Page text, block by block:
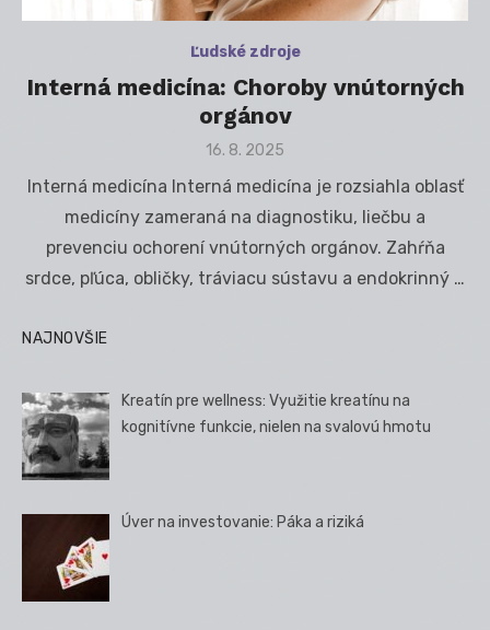
Ľudské zdroje
Interná medicína: Choroby vnútorných
orgánov
Posted
16. 8. 2025
Interná medicína Interná medicína je rozsiahla oblasť
medicíny zameraná na diagnostiku, liečbu a
prevenciu ochorení vnútorných orgánov. Zahŕňa
srdce, pľúca, obličky, tráviacu sústavu a endokrinný …
NAJNOVŠIE
Kreatín pre wellness: Využitie kreatínu na
kognitívne funkcie, nielen na svalovú hmotu
Úver na investovanie: Páka a riziká